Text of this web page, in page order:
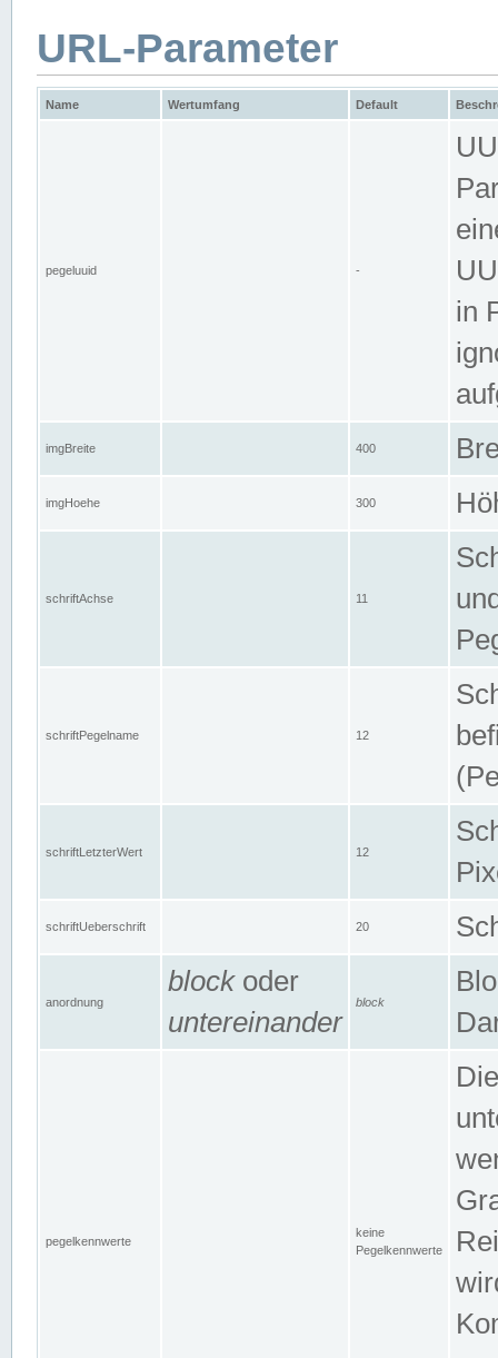
URL-Parameter
Name Wertumfang Default
pegeluuid -
in
imgBreite 400
imgHoehe 300
schriftAchse 11
schriftPegelname 12
schriftLetzterWert 12
schriftUeberschrift 20
anordnung
blockoder
untereinander
block
pegelkennwerte
keine
Pegelkennwerte